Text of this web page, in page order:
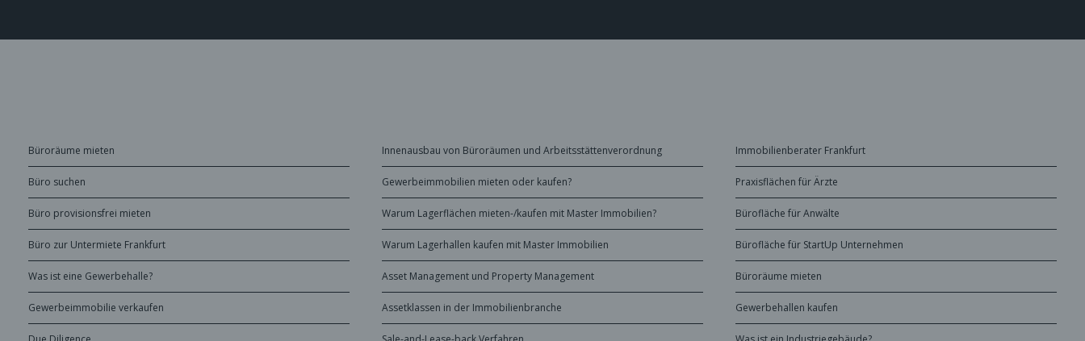
Büroräume mieten
Büro suchen
Büro provisionsfrei mieten
Büro zur Untermiete Frankfurt
Was ist eine Gewerbehalle?
Gewerbeimmobilie verkaufen
Innenausbau von Büroräumen und Arbeitsstättenverordnung
Gewerbeimmobilien mieten oder kaufen?
Warum Lagerflächen mieten-/kaufen mit Master Immobilien?
Warum Lagerhallen kaufen mit Master Immobilien
Asset Management und Property Management
Assetklassen in der Immobilienbranche
Immobilienberater Frankfurt
Praxisflächen für Ärzte
Bürofläche für Anwälte
Bürofläche für StartUp Unternehmen
Büroräume mieten
Gewerbehallen kaufen